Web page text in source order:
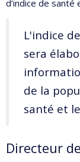
d’indice de
L'indice
sera
de la
santé et
Directeur